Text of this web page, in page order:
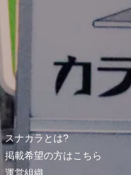
スナカラとは?
掲載希望の方はこちら